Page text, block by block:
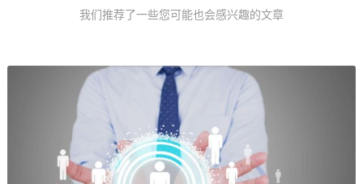
我们推荐了一些您可能也会感兴趣的文章